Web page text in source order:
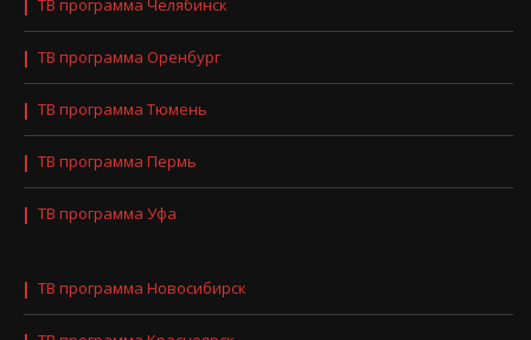
ТВ программа Челябинск
ТВ программа Оренбург
ТВ программа Тюмень
ТВ программа Пермь
ТВ программа Уфа
ТВ программа Новосибирск